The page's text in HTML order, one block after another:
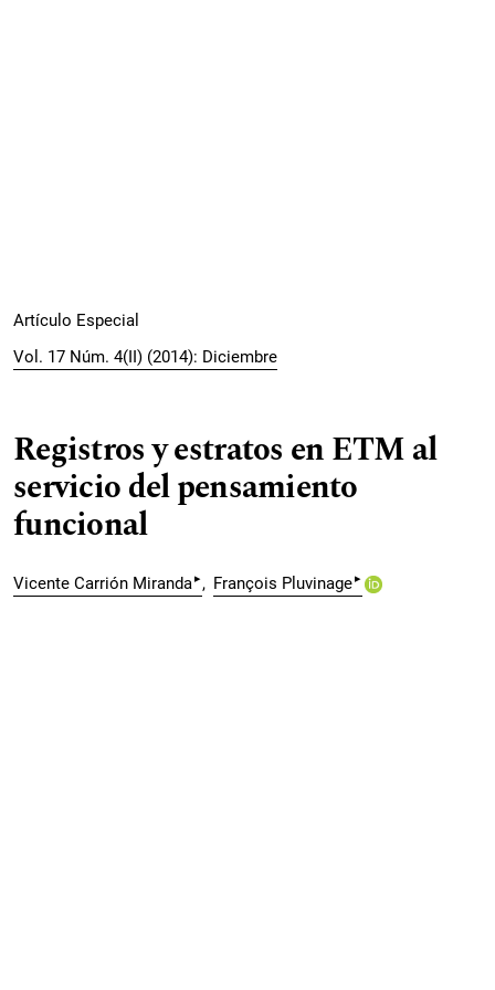
Artículo Especial
Vol. 17 Núm. 4(II) (2014): Diciembre
Registros y estratos en ETM al
servicio del pensamiento
funcional
Vicente Carrión Miranda▸ François Pluvinage▸